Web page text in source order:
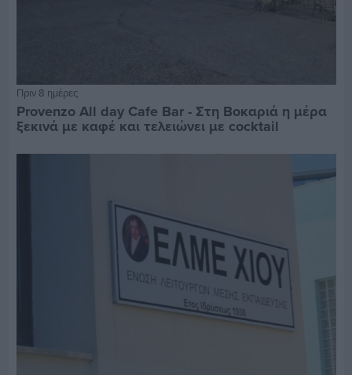
Πριν 8 ημέρες
Provenzo All day Cafe Bar - Στη Βοκαριά η μέρα
ξεκινά με καφέ και τελειώνει με cocktail